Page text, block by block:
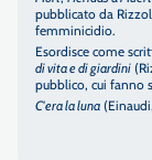
pubblicato da
femminicidio.
Esordisce come
di vita e di giardini
pubblico, cui fanno
C'era la luna